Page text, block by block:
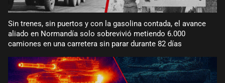
Sin trenes, sin puertos y con la gasolina contada, el avance
aliado en Normandía solo sobrevivió metiendo 6.000
camiones en una carretera sin parar durante 82 días